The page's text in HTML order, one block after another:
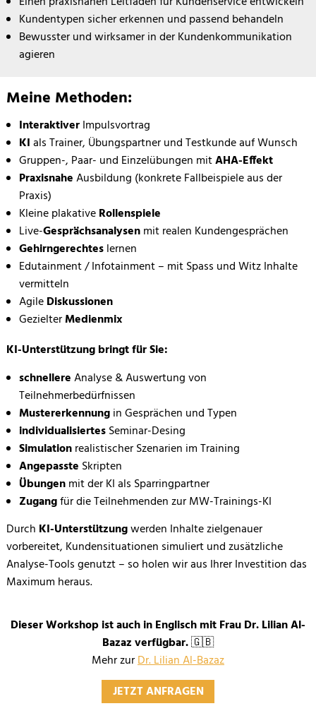
Kundentypen sicher erkennen und passend behandeln
Bewusster und wirksamer in der Kundenkommunikation
agieren
Methoden
Meine Methoden:
InteraktiverImpulsvortrag
KIals Trainer, Übungspartner und Testkunde auf Wunsch
Gruppen-, Paar- und Einzelübungen mitAHA-Effekt
PraxisnaheAusbildung (konkrete Fallbeispiele aus der
Praxis)
Kleine plakativeRollenspiele
Live-Gesprächsanalysenmit realen Kundengesprächen
Gehirngerechteslernen
Edutainment / Infotainment – mit Spass und Witz Inhalte
vermitteln
AgileDiskussionen
GezielterMedienmix
KI-Unterstützung bringt für Sie:
schnellereAnalyse & Auswertung von
Teilnehmerbedürfnissen
Mustererkennungin Gesprächen und Typen
individualisiertesSeminar-Desing
Simulationrealistischer Szenarien im Training
Angepasste Skripten
Übungenmit der KI als Sparringpartner
Zugangfür die Teilnehmenden zur MW-Trainings-KI
Durch KI-Unterstützungwerden Inhalte zielgenauer
vorbereitet, Kundensituationen simuliert und zusätzliche
Analyse-Tools genutzt – so holen wir aus Ihrer Investition das
Maximum heraus.
Dieser Workshop ist auch in Englisch mit Frau Dr. Lilian Al-
Bazaz verfügbar.🇬🇧
Mehr zurDr. Lilian Al-Bazaz
JETZT ANFRAGEN